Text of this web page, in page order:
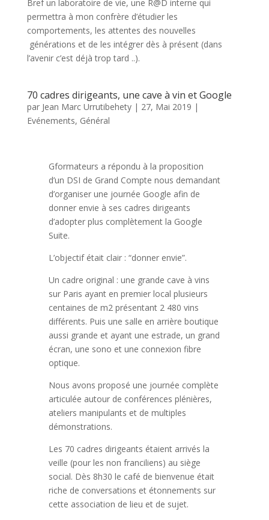
Bref un laboratoire de vie, une R@D interne qui
permettra à mon confrère d’étudier les
comportements, les attentes des nouvelles
générations et de les intégrer dès à présent (dans
l’avenir c’est déjà trop tard ..).
70 cadres dirigeants, une cave à vin et Google
par Jean Marc Urrutibehety| 27, Mai 2019 |
Evénements, Général
Gformateurs a répondu à la proposition
d’un DSI de Grand Compte nous demandant
d’organiser une journée Google afin de
donner envie à ses cadres dirigeants
d’adopter plus complètement la Google
Suite.
L’objectif était clair : “donner envie”.
Un cadre original : une grande cave à vins
sur Paris ayant en premier local plusieurs
centaines de m2 présentant 2 480 vins
différents. Puis une salle en arrière boutique
aussi grande et ayant une estrade, un grand
écran, une sono et une connexion fibre
optique.
Nous avons proposé une journée complète
articulée autour de conférences plénières,
ateliers manipulants et de multiples
démonstrations.
Les 70 cadres dirigeants étaient arrivés la
veille (pour les non franciliens) au siège
social. Dès 8h30 le café de bienvenue était
riche de conversations et étonnements sur
cette association de lieu et de sujet.